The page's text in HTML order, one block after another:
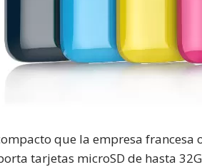
que la empresa
tarjetas microSD de hasta